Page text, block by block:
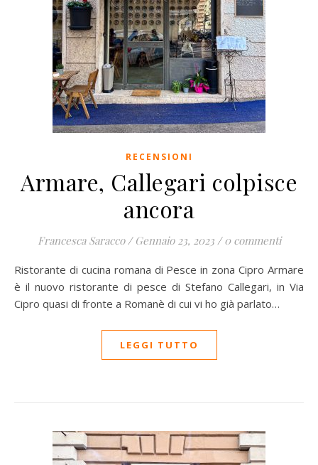
RECENSIONI
Armare, Callegari colpisce
ancora
Francesca Saracco / Gennaio 23, 2023 / 0 commenti
Ristorante di cucina romana di Pesce in zona Cipro Armare
è il nuovo ristorante di pesce di Stefano Callegari, in Via
Cipro quasi di fronte a Romanè di cui vi ho già parlato…
LEGGI TUTTO